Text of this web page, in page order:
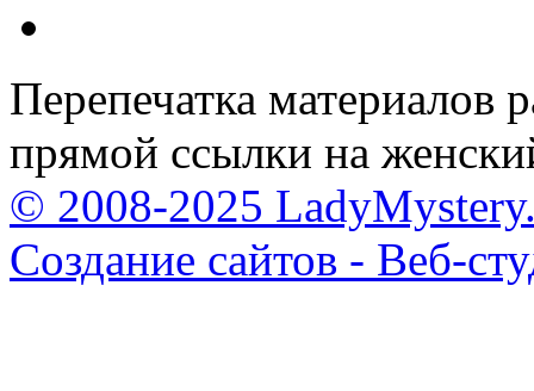
Перепечатка материалов
прямой ссылки на
© 2008-2025
Создание сайтов - Веб-